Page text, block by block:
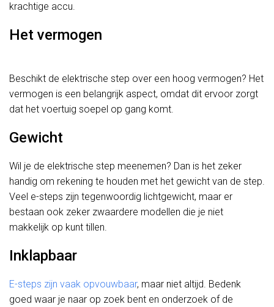
krachtige accu.
Het vermogen
Beschikt de elektrische step over een hoog vermogen? Het
vermogen is een belangrijk aspect, omdat dit ervoor zorgt
dat het voertuig soepel op gang komt.
Gewicht
Wil je de elektrische step meenemen? Dan is het zeker
handig om rekening te houden met het gewicht van de step.
Veel e-steps zijn tegenwoordig lichtgewicht, maar er
bestaan ook zeker zwaardere modellen die je niet
makkelijk op kunt tillen.
Inklapbaar
E-steps zijn vaak opvouwbaar, maar niet altijd. Bedenk
goed waar je naar op zoek bent en onderzoek of de